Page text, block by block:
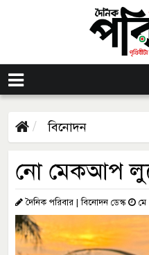
বিনোদন
নো মেকআপ
দৈনিক পরিবার | বিনোদন ডেস্ক